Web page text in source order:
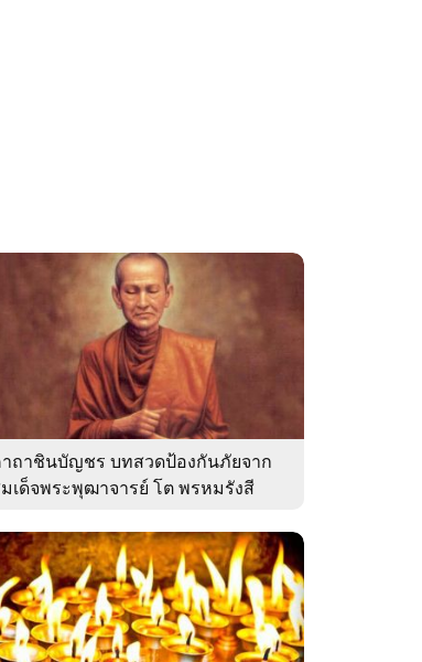
ถาชินบัญชร บทสวดป้องกันภัยจาก
เด็จพระพุฒาจารย์ โต พรหมรังสี